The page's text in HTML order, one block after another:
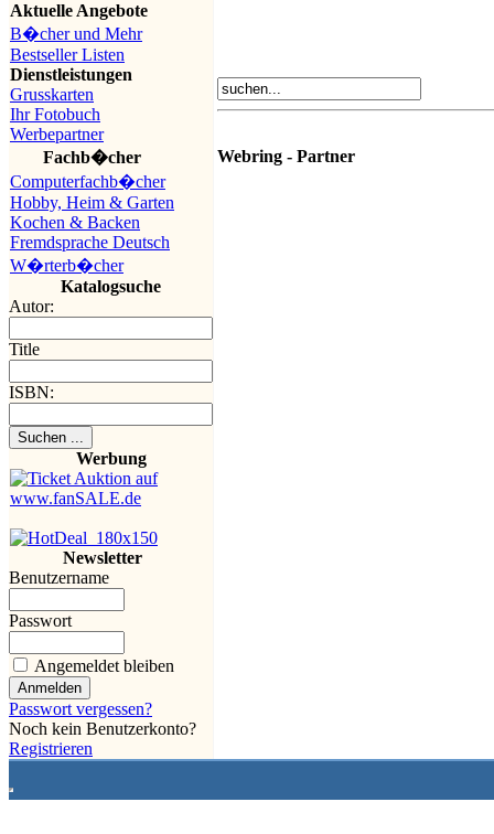
Aktuelle Angebote
B�cher und Mehr
Bestseller Listen
Dienstleistungen
Grusskarten
Ihr Fotobuch
Werbepartner
Fachb�cher
Computerfachb�cher
Hobby, Heim & Garten
Kochen & Backen
Fremdsprache Deutsch
W�rterb�cher
Katalogsuche
Autor:
Title
ISBN:
Werbung
Newsletter
Benutzername
Passwort
Angemeldet bleiben
Passwort vergessen?
Noch kein Benutzerkonto?
Registrieren
Webring - Partner